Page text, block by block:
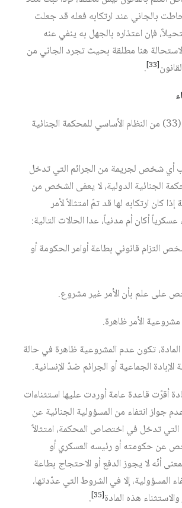
بالجاني عند ارتكابه فعله قد جعلت
فإن اعتذاره بالجهل به ينفي عنه
هنا مطلقة بحيث تجرد الجاني من
[33]
.
نصّت المادة الرقم (33) من النظام الأساسي للمحكمة الجنائية
أي شخص لجريمة من الجرائم التي تدخل
الجنائية الدولية، لا يعفى الشخص من
كان ارتكابه لها قد تمّ امتثالاً لأمر
أكان أم مدنياً، عدا الحالات التالية:
التزام قانوني بطاعة أوامر الحكومة أو
على علم بأن الأمر غير مشروع.
الأمر ظاهرة.
تكون عدم المشروعية ظاهرة في حالة
الجماعية أو الجرائم ضدّ الإنسانية.
أقرّت قاعدة عامة أوردت عليها استثناءات
جواز انتفاء من المسؤولية الجنائية عن
التي تدخل في اختصاص المحكمة، امتثالاً
عن حكومته أو رئيسه العسكري أو
أنّه لا يجوز الدفع أو الاحتجاج بطاعة
المسؤولية، إلا في الشروط التي عدّدتها،
هذه المادة[35]
.